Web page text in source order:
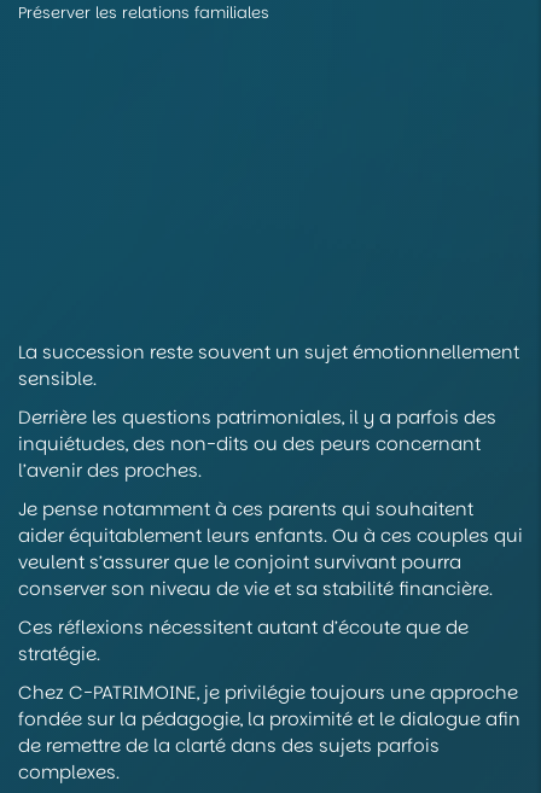
Préserver les relations familiales
La succession reste souvent un sujet émotionnellement
sensible.
Derrière les questions patrimoniales, il y a parfois des
inquiétudes, des non-dits ou des peurs concernant
l’avenir des proches.
Je pense notamment à ces parents qui souhaitent
aider équitablement leurs enfants. Ou à ces couples qui
veulent s’assurer que le conjoint survivant pourra
conserver son niveau de vie et sa stabilité financière.
Ces réflexions nécessitent autant d’écoute que de
stratégie.
Chez C-PATRIMOINE, je privilégie toujours une approche
fondée sur la pédagogie, la proximité et le dialogue afin
de remettre de la clarté dans des sujets parfois
complexes.